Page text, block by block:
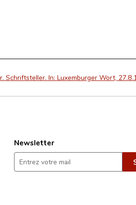
Schriftsteller. In: Luxemburger Wort,
Newsletter